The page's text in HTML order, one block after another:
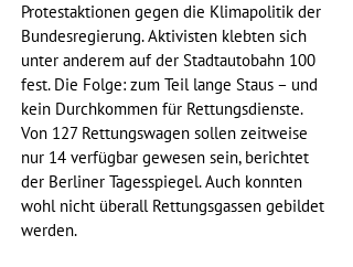
Protestaktionen gegen die Klimapolitik der
Bundesregierung. Aktivisten klebten sich
unter anderem auf der Stadtautobahn 100
fest. Die Folge: zum Teil lange Staus – und
kein Durchkommen für Rettungsdienste.
Von 127 Rettungswagen sollen zeitweise
nur 14 verfügbar gewesen sein, berichtet
der Berliner Tagesspiegel. Auch konnten
wohl nicht überall Rettungsgassen gebildet
werden.